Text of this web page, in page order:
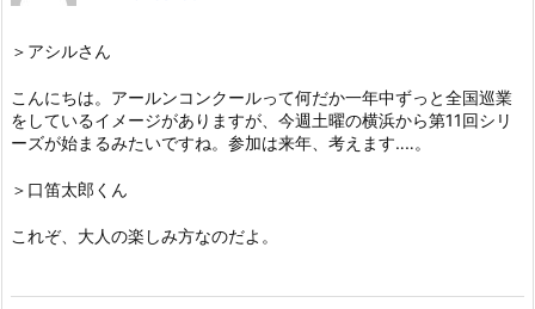
＞アシルさん
こんにちは。アールンコンクールって何だか一年中ずっと全国巡業
をしているイメージがありますが、今週土曜の横浜から第11回シリ
ーズが始まるみたいですね。参加は来年、考えます‥‥。
＞口笛太郎くん
これぞ、大人の楽しみ方なのだよ。